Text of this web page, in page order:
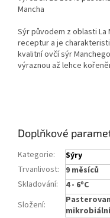
Mancha
Sýr původem z oblasti La
receptur a je
kvalitní ovčí sýr
výraznou až lehce
Doplňkové
Kategorie:
Sýry
Trvanlivost:
9 měsíců
Skladování:
4 - 6ºC
Složení: